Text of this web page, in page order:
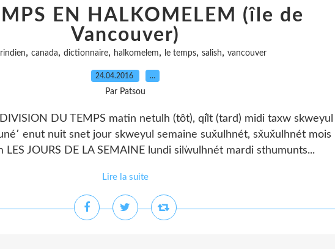
EN HALKOMELEM (île de
Vancouver)
, canada, dictionnaire, halkomelem, le temps, salish, vancouver
24.04.2016 …
Par Patsou
DU TEMPS matin netulh (tôt), q̓ilt (tard) midi taxw skweyul
enut nuit snet jour skweyul semaine sux̌ulhnét, sx̌ux̌ulhnét mois
LES JOURS DE LA SEMAINE lundi sil̕wulhnét mardi sthumunts...
Lire la suite